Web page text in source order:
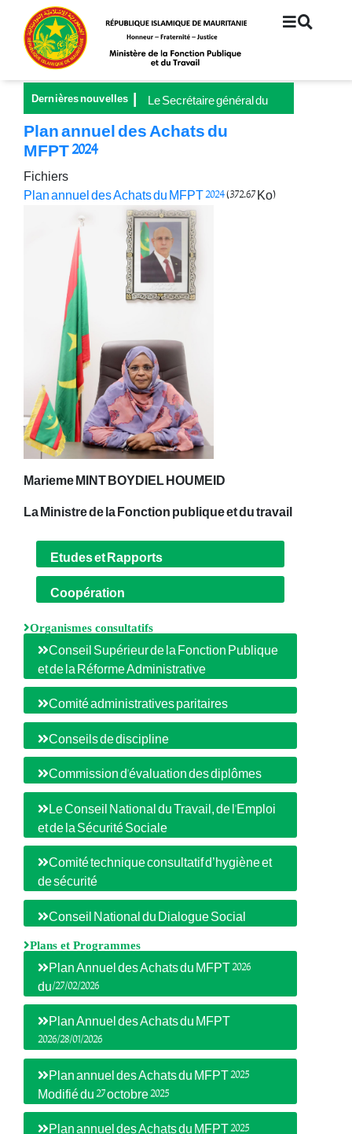
contenu
principal
Dernières nouvelles
Le Secrétaire général du
Ministère de la Fonction
publique et du Travail
couverture universelle de
la sécurité sociale
Plan annuel des Achats du
MFPT 2024
Fichiers
Plan annuel des Achats du MFPT 2024(372.67 Ko)
Marieme MINT BOYDIEL HOUMEID
La Ministre de la Fonction publique et du travail
Etudes et Rapports
Coopération
Organismes consultatifs
Conseil Supérieur de la Fonction Publique
et de la Réforme Administrative
Comité administratives paritaires
Conseils de discipline
Commission d'évaluation des diplômes
Le Conseil National du Travail, de l'Emploi
et de la Sécurité Sociale
Comité technique consultatif d’hygiène et
de sécurité
Conseil National du Dialogue Social
Plans et Programmes
Plan Annuel des Achats du MFPT 2026
du/27/02/2026
Plan Annuel des Achats du MFPT
2026/28/01/2026
Plan annuel des Achats du MFPT 2025
Modifié du 27 octobre 2025
Plan annuel des Achats du MFPT 2025